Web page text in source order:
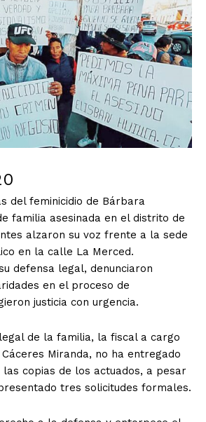
del feminicidio de Bárbara
familia asesinada en el distrito de
alzaron su voz frente a la sede
en la calle La Merced.
defensa legal, denunciaron
en el proceso de
justicia con urgencia.
de la familia, la fiscal a cargo
Miranda, no ha entregado
copias de los actuados, a pesar
tres solicitudes formales.